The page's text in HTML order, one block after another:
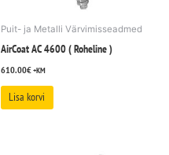
Puit- ja Metalli Värvimisseadmed
AirCoat AC 4600 ( Roheline )
610.00€+KM
Lisa korvi